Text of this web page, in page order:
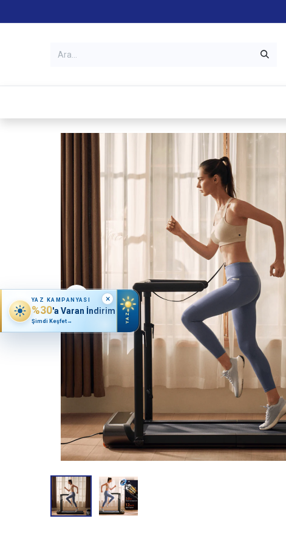
YAZ KAMPANYASI
%30'a Varan İndirim
Şimdi Keşfet→ YAZ
×